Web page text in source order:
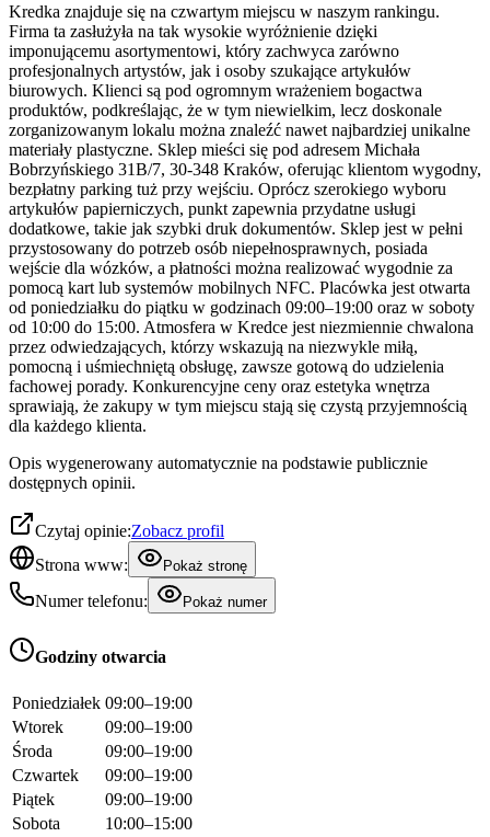
Kredka znajduje się na czwartym miejscu w naszym rankingu.
Firma ta zasłużyła na tak wysokie wyróżnienie dzięki
imponującemu asortymentowi, który zachwyca zarówno
profesjonalnych artystów, jak i osoby szukające artykułów
biurowych. Klienci są pod ogromnym wrażeniem bogactwa
produktów, podkreślając, że w tym niewielkim, lecz doskonale
zorganizowanym lokalu można znaleźć nawet najbardziej unikalne
materiały plastyczne. Sklep mieści się pod adresem Michała
Bobrzyńskiego 31B/7, 30-348 Kraków, oferując klientom wygodny,
bezpłatny parking tuż przy wejściu. Oprócz szerokiego wyboru
artykułów papierniczych, punkt zapewnia przydatne usługi
dodatkowe, takie jak szybki druk dokumentów. Sklep jest w pełni
przystosowany do potrzeb osób niepełnosprawnych, posiada
wejście dla wózków, a płatności można realizować wygodnie za
pomocą kart lub systemów mobilnych NFC. Placówka jest otwarta
od poniedziałku do piątku w godzinach 09:00–19:00 oraz w soboty
od 10:00 do 15:00. Atmosfera w Kredce jest niezmiennie chwalona
przez odwiedzających, którzy wskazują na niezwykle miłą,
pomocną i uśmiechniętą obsługę, zawsze gotową do udzielenia
fachowej porady. Konkurencyjne ceny oraz estetyka wnętrza
sprawiają, że zakupy w tym miejscu stają się czystą przyjemnością
dla każdego klienta.
Opis wygenerowany automatycznie na podstawie publicznie
dostępnych opinii.
Czytaj opinie:Zobacz profil
Strona www:
Pokaż stronę
Numer telefonu: Pokaż numer
Godziny otwarcia
Poniedziałek 09:00–19:00
Wtorek
09:00–19:00
Środa
09:00–19:00
Czwartek
09:00–19:00
Piątek
09:00–19:00
Sobota
10:00–15:00